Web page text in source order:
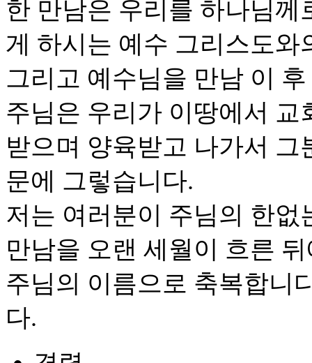
한 만남은 우리를 하나님
게 하시는 예수 그리스도와
그리고 예수님을 만남 이
주님은 우리가 이땅에서
받으며 양육받고 나가서
문에 그렇습니다.
저는 여러분이 주님의 한
만남을 오랜 세월이 흐른
주님의 이름으로 축복합니
다.